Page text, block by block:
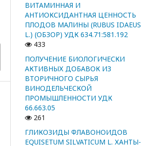
ВИТАМИННАЯ И
АНТИОКСИДАНТНАЯ ЦЕННОСТЬ
ПЛОДОВ МАЛИНЫ (RUBUS IDAEUS
L.) (ОБЗОР) УДК 634.71:581.192
433
ПОЛУЧЕНИЕ БИОЛОГИЧЕСКИ
АКТИВНЫХ ДОБАВОК ИЗ
ВТОРИЧНОГО СЫРЬЯ
ВИНОДЕЛЬЧЕСКОЙ
ПРОМЫШЛЕННОСТИ УДК
66.663.05
261
ГЛИКОЗИДЫ ФЛАВОНОИДОВ
EQUISETUM SILVATICUM L. ХАНТЫ-